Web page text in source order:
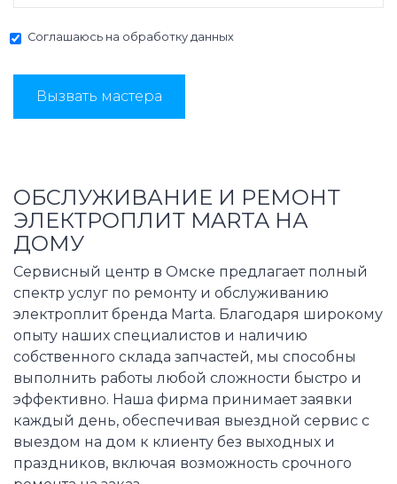
Соглашаюсь на обработку данных
Вызвать мастера
ОБСЛУЖИВАНИЕ И РЕМОНТ
ЭЛЕКТРОПЛИТ MARTA НА
ДОМУ
Сервисный центр в Омске предлагает полный
спектр услуг по ремонту и обслуживанию
электроплит бренда Marta. Благодаря широкому
опыту наших специалистов и наличию
собственного склада запчастей, мы способны
выполнить работы любой сложности быстро и
эффективно. Наша фирма принимает заявки
каждый день, обеспечивая выездной сервис с
выездом на дом к клиенту без выходных и
праздников, включая возможность срочного